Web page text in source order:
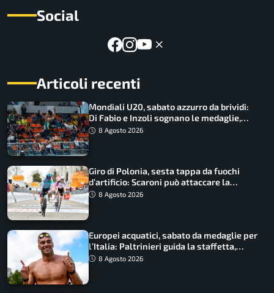
Social
Articoli recenti
Mondiali U20, sabato azzurro da brividi:
Di Fabio e Inzoli sognano le medaglie,
Castellani e Succo in finale
8 Agosto 2026
Giro di Polonia, sesta tappa da fuochi
d’artificio: Scaroni può attaccare la
maglia di Lemmen
8 Agosto 2026
Europei acquatici, sabato da medaglie per
l’Italia: Paltrinieri guida la staffetta,
Barnabà sogna l’oro dalle grandi altezze
8 Agosto 2026